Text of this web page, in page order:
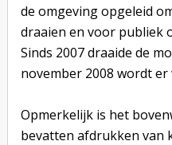
de omgeving opgeleid
draaien en voor publiek
Sinds 2007 draaide de
november 2008 wordt er
Opmerkelijk is het
bevatten afdrukken van